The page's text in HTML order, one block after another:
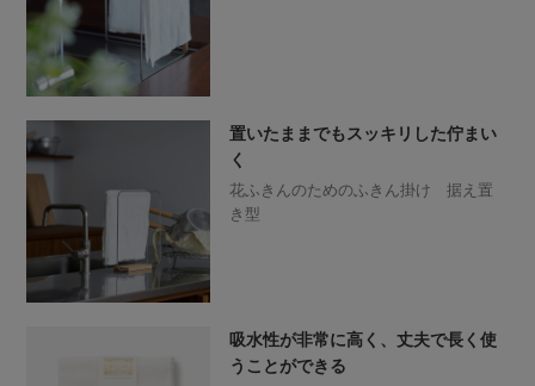
置いたままでもスッキリした佇まい
く
花ふきんのためのふきん掛け 据え置
き型
吸水性が非常に高く、丈夫で長く使
うことができる